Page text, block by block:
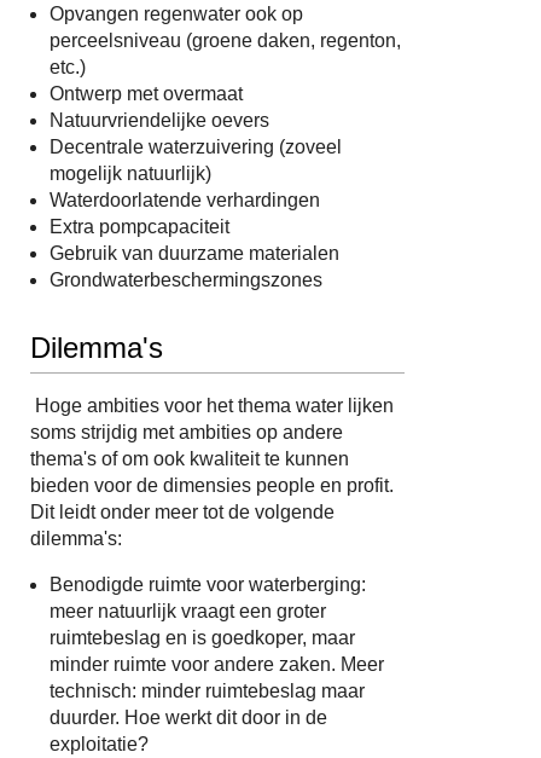
Opvangen regenwater ook op
perceelsniveau (groene daken, regenton,
etc.)
Ontwerp met overmaat
Natuurvriendelijke oevers
Decentrale waterzuivering (zoveel
mogelijk natuurlijk)
Waterdoorlatende verhardingen
Extra pompcapaciteit
Gebruik van duurzame materialen
Grondwaterbeschermingszones
Dilemma's
Hoge ambities voor het thema water lijken
soms strijdig met ambities op andere
thema's of om ook kwaliteit te kunnen
bieden voor de dimensies people en profit.
Dit leidt onder meer tot de volgende
dilemma's:
Benodigde ruimte voor waterberging:
meer natuurlijk vraagt een groter
ruimtebeslag en is goedkoper, maar
minder ruimte voor andere zaken. Meer
technisch: minder ruimtebeslag maar
duurder. Hoe werkt dit door in de
exploitatie?